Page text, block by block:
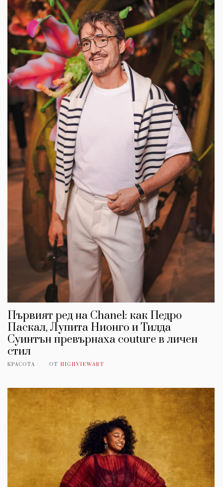
Първият ред на Chanel: как Педро
Паскал, Лупита Нионго и Тилда
Суинтън превърнаха couture в личен
стил
КРАСОТА ОТ HIGHVIEWART